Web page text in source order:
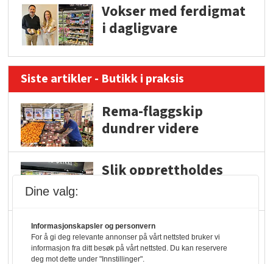
Vokser med ferdigmat
i dagligvare
Siste artikler - Butikk i praksis
Rema-flaggskip
dundrer videre
Slik opprettholdes
Færre varer, men fulle
hyller
Dine valg:
Informasjonskapsler og personvern
For å gi deg relevante annonser på vårt nettsted bruker vi
informasjon fra ditt besøk på vårt nettsted. Du kan reservere
deg mot dette under "Innstillinger".